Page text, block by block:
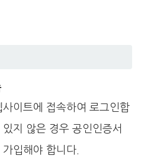
이트에 접속하여 로그인합
지 않은 경우 공인인증서
입해야 합니다.